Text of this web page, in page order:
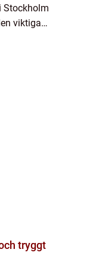
Stockholm
viktiga